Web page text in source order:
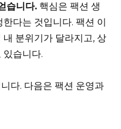
습니다. 핵심은 팩션 생
다는 것입니다. 팩션 이
분위기가 달라지고, 상
있습니다.
다. 다음은 팩션 운영과